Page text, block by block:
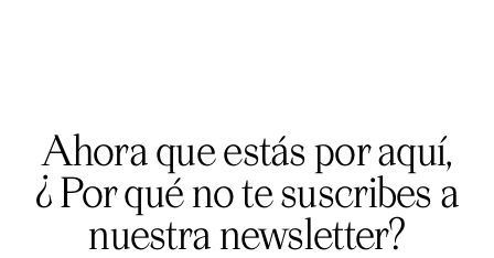
Ahora que estás por aquí,
¿ Por qué no te suscribes a
nuestra newsletter?